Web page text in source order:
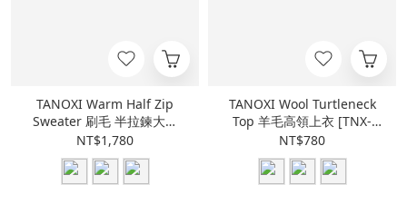
TANOXI Warm Half Zip
Sweater 刷毛 半拉鍊大學
Tee [TNX-H080]
NT$1,780
TANOXI Wool Turtleneck
Top 羊毛高領上衣 [TNX-
JS31]
NT$780